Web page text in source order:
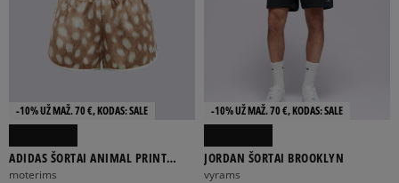
-10% UŽ MAŽ. 70 €, KODAS: SALE
ADIDAS ŠORTAI ANIMAL PRINT
SPRINTER SHORT
moterims
-10% UŽ MAŽ. 70 €, KODAS: SALE
JORDAN ŠORTAI BROOKLYN
vyrams